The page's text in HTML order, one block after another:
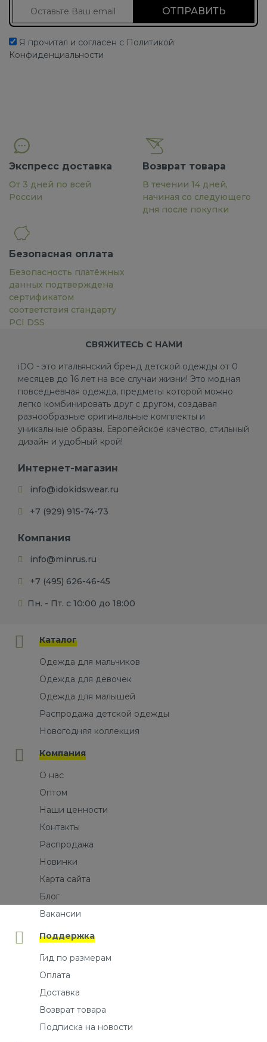
Я прочитал и согласен с Политикой
Конфиденциальности
Экспресс доставка
От 3 дней по всей
России
Возврат товара
В течении 14 дней,
начиная со следующего
дня после покупки
Безопасная оплата
Безопасность платёжных
данных подтверждена
сертификатом
соответствия стандарту
PCI DSS
СВЯЖИТЕСЬ С НАМИ
iDO - это итальянский бренд детской одежды от 0
месяцев до 16 лет на все случаи жизни! Это модная
повседневная одежда, предметы которой можно
легко комбинировать друг с другом, создавая
разнообразные оригинальные комплекты и
уникальные образы. Европейское качество, стильный
дизайн и удобный крой!
Интернет-магазин
info@idokidswear.ru
+7 (929) 915-74-73
Компания
info@minrus.ru
+7 (495) 626-46-45
Пн. - Пт. с 10:00 до 18:00
Каталог
Одежда для мальчиков
Одежда для девочек
Одежда для малышей
Распродажа детской одежды
Новогодняя коллекция
Компания
О нас
Оптом
Наши ценности
Контакты
Распродажа
Новинки
Карта сайта
Блог
Вакансии
Поддержка
Гид по размерам
Оплата
Доставка
Возврат товара
Подписка на новости